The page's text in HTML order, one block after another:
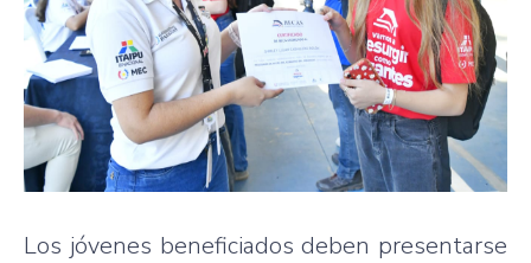
Los jóvenes beneficiados deben presentarse